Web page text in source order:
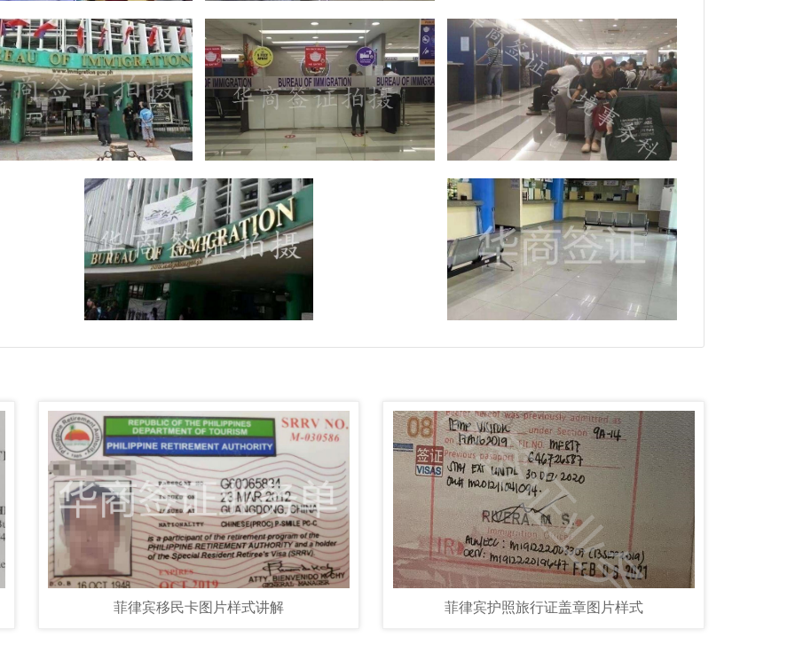
菲律宾移民卡图片样式讲解 菲律宾护照旅行证盖章图片样式